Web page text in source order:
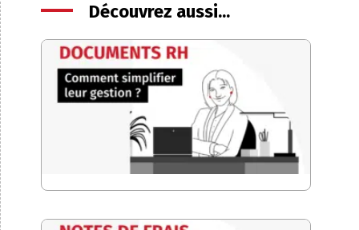
Découvrez aussi...